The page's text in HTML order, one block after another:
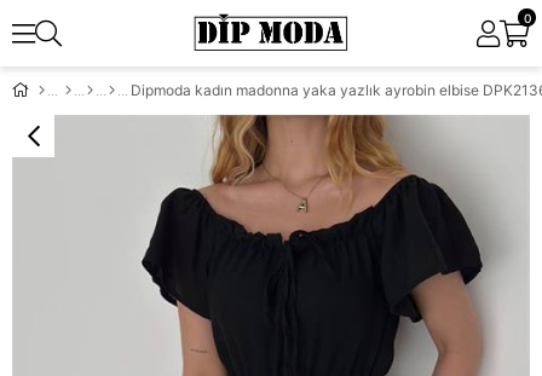
0
Dipmoda kadın madonna yaka yazlık ayrobin elbise